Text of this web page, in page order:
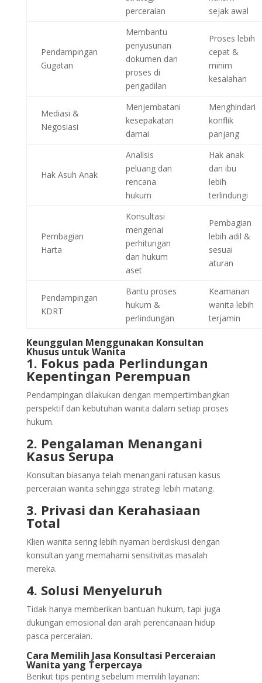
perceraian
sejak awal
Pendampingan
Gugatan
Membantu
penyusunan
dokumen dan
proses di
pengadilan
Proses lebih
cepat &
minim
kesalahan
Mediasi &
Negosiasi
Menjembatani
kesepakatan
damai
Menghindari
konflik
panjang
Hak Asuh Anak
Analisis
peluang dan
rencana
hukum
Hak anak
dan ibu
lebih
terlindungi
Pembagian
Harta
Konsultasi
mengenai
perhitungan
dan hukum
aset
Pembagian
lebih adil &
sesuai
aturan
Pendampingan
KDRT
Bantu proses
hukum &
perlindungan
Keamanan
wanita lebih
terjamin
Keunggulan Menggunakan Konsultan
Khusus untuk Wanita
1. Fokus pada Perlindungan
Kepentingan Perempuan
Pendampingan dilakukan dengan mempertimbangkan
perspektif dan kebutuhan wanita dalam setiap proses
hukum.
2. Pengalaman Menangani
Kasus Serupa
Konsultan biasanya telah menangani ratusan kasus
perceraian wanita sehingga strategi lebih matang.
3. Privasi dan Kerahasiaan
Total
Klien wanita sering lebih nyaman berdiskusi dengan
konsultan yang memahami sensitivitas masalah
mereka.
4. Solusi Menyeluruh
Tidak hanya memberikan bantuan hukum, tapi juga
dukungan emosional dan arah perencanaan hidup
pasca perceraian.
Cara Memilih Jasa Konsultasi Perceraian
Wanita yang Terpercaya
Berikut tips penting sebelum memilih layanan: